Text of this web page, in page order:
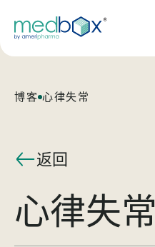
博客 心律失常
返回
心律失常